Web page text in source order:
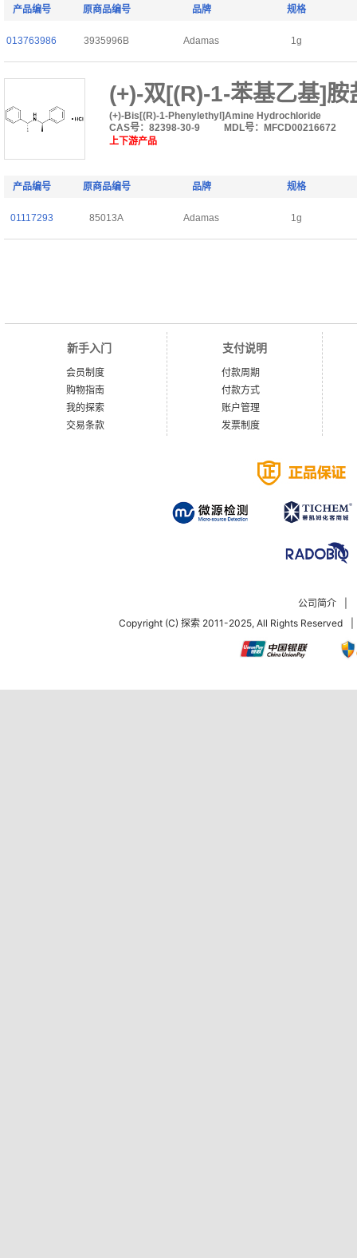
产品编号 原商品编号 品牌 规格
013763986 3935996B Adamas 1g
(+)-双[(R)-1-苯基乙基]胺
(+)-Bis[(R)-1-Phenylethyl]Amine Hydrochloride
CAS号：82398-30-9
MDL号：MFCD00216672
上下游产品
产品编号 原商品编号 品牌 规格
01117293 85013A Adamas 1g
新手入门
会员制度
购物指南
我的探索
交易条款
支付说明
付款周期
付款方式
账户管理
发票制度
公司简介
Copyright (C) 探索 2011-2025, All Rights Reserved